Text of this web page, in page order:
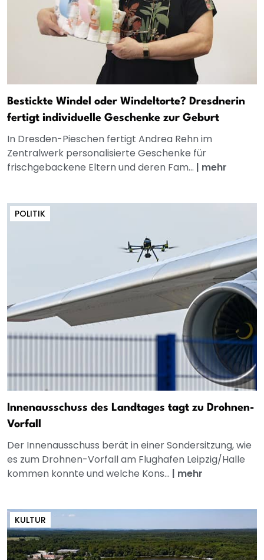
Bestickte Windel oder Windeltorte? Dresdnerin
fertigt individuelle Geschenke zur Geburt
In Dresden-Pieschen fertigt Andrea Rehn im
Zentralwerk personalisierte Geschenke für
frischgebackene Eltern und deren Fam... | mehr
POLITIK
Innenausschuss des Landtages tagt zu Drohnen-
Vorfall
Der Innenausschuss berät in einer Sondersitzung, wie
es zum Drohnen-Vorfall am Flughafen Leipzig/Halle
kommen konnte und welche Kons... | mehr
KULTUR